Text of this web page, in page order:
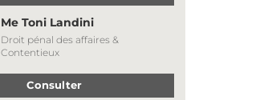
Me Toni Landini
Droit pénal des affaires &
Contentieux
Consulter